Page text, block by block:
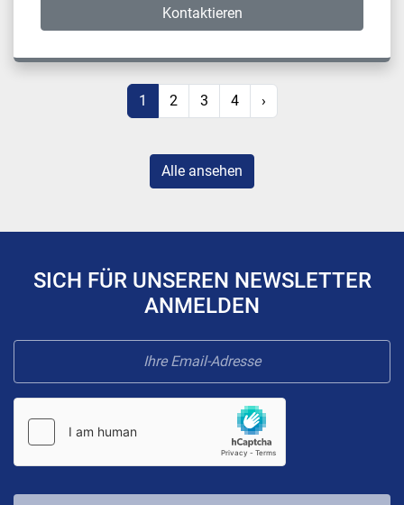
Kontaktieren
1 2 3 4 ›
Alle ansehen
SICH FÜR UNSEREN NEWSLETTER
ANMELDEN